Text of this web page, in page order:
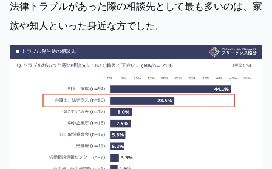
法律トラブルがあった際の相談先として最も多いのは、家
族や知人といった身近な方でした。